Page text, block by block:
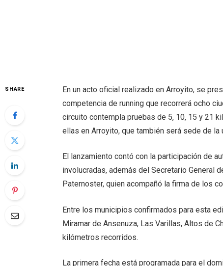
SHARE
En un acto oficial realizado en Arroyito, se
competencia de running que recorrerá ocho
circuito contempla pruebas de 5, 10, 15 y 21
ellas en Arroyito, que también será sede de la
El lanzamiento contó con la participación de
involucradas, además del Secretario General
Paternoster, quien acompañó la firma de los
Entre los municipios confirmados para esta
Miramar de Ansenuza, Las Varillas, Altos de
kilómetros recorridos.
La primera fecha está programada para el